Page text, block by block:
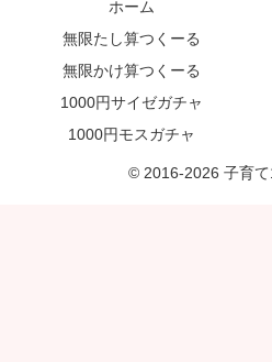
ホーム
無限たし算つくーる
無限かけ算つくーる
1000円サイゼガチャ
1000円モスガチャ
© 2016-2026 子育て